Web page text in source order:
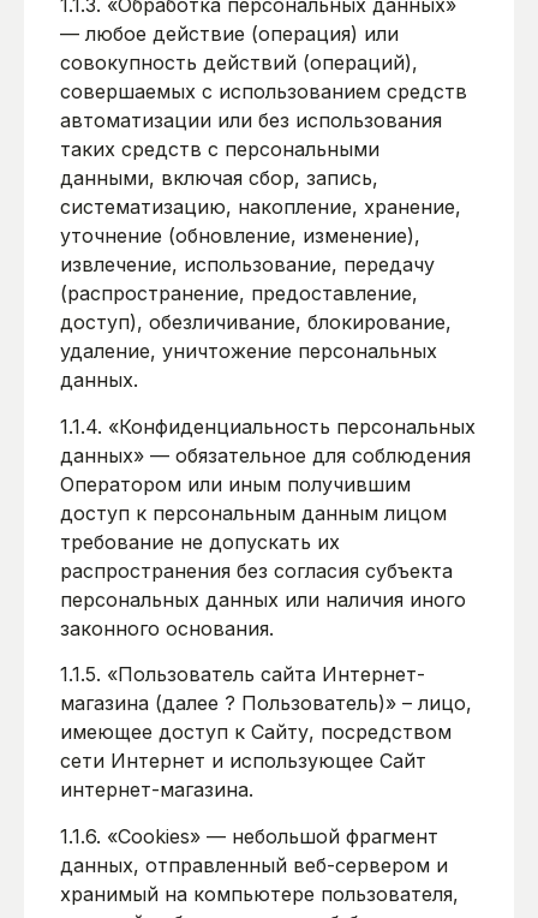
1.1.3. «Обработка персональных данных»
— любое действие (операция) или
совокупность действий (операций),
совершаемых с использованием средств
автоматизации или без использования
таких средств с персональными
данными, включая сбор, запись,
систематизацию, накопление, хранение,
уточнение (обновление, изменение),
извлечение, использование, передачу
(распространение, предоставление,
доступ), обезличивание, блокирование,
удаление, уничтожение персональных
данных.
1.1.4. «Конфиденциальность персональных
данных» — обязательное для соблюдения
Оператором или иным получившим
доступ к персональным данным лицом
требование не допускать их
распространения без согласия субъекта
персональных данных или наличия иного
законного основания.
1.1.5. «Пользователь сайта Интернет-
магазина (далее ? Пользователь)» – лицо,
имеющее доступ к Сайту, посредством
сети Интернет и использующее Сайт
интернет-магазина.
1.1.6. «Cookies» — небольшой фрагмент
данных, отправленный веб-сервером и
хранимый на компьютере пользователя,